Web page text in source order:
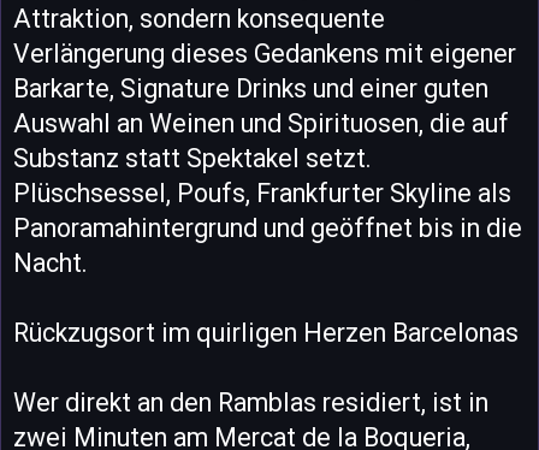
Attraktion, sondern konsequente
Verlängerung dieses Gedankens mit eigener
Barkarte, Signature Drinks und einer guten
Auswahl an Weinen und Spirituosen, die auf
Substanz statt Spektakel setzt.
Plüschsessel, Poufs, Frankfurter Skyline als
Panoramahintergrund und geöffnet bis in die
Nacht.
Rückzugsort im quirligen Herzen Barcelonas
Wer direkt an den Ramblas residiert, ist in
zwei Minuten am Mercat de la Boqueria,